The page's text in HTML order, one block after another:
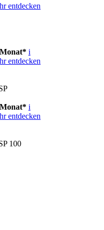
entdecken
i
entdecken
i
entdecken
100